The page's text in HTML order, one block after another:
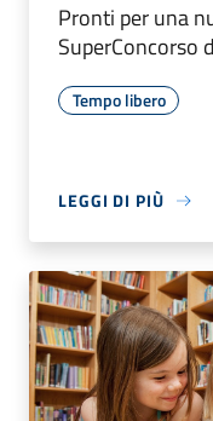
Pronti per una
SuperConcorso
Tempo libero
LEGGI DI PIÙ